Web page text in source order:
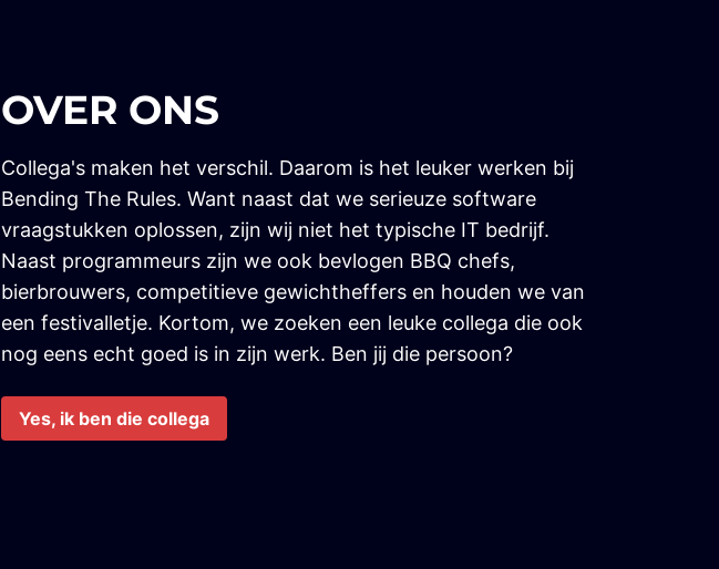
OVER ONS
Collega's maken het verschil. Daarom is het leuker werken bij
Bending The Rules. Want naast dat we serieuze software
vraagstukken oplossen, zijn wij niet het typische IT bedrijf.
Naast programmeurs zijn we ook bevlogen BBQ chefs,
bierbrouwers, competitieve gewichtheffers en houden we van
een festivalletje. Kortom, we zoeken een leuke collega die ook
nog eens echt goed is in zijn werk. Ben jij die persoon?
Yes, ik ben die collega